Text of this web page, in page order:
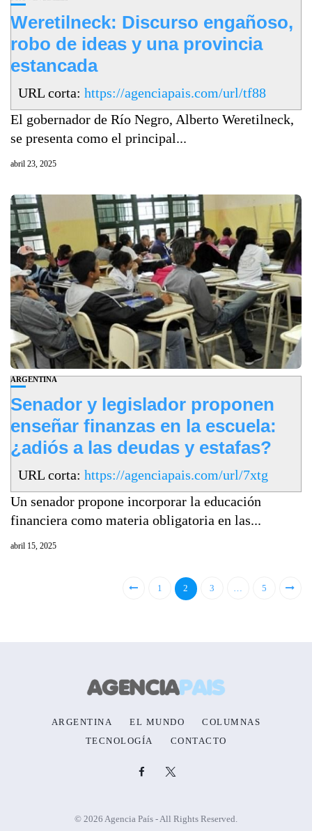
Weretilneck: Discurso engañoso,
robo de ideas y una provincia
estancada
URL corta: https://agenciapais.com/url/tf88
El gobernador de Río Negro, Alberto Weretilneck,
se presenta como el principal...
abril 23, 2025
ARGENTINA
Senador y legislador proponen
enseñar finanzas en la escuela:
¿adiós a las deudas y estafas?
URL corta: https://agenciapais.com/url/7xtg
Un senador propone incorporar la educación
financiera como materia obligatoria en las...
abril 15, 2025
1 2 3 … 5
ARGENTINA EL MUNDO
COLUMNAS
TECNOLOGÍA
CONTACTO
© 2026 Agencia País - All Rights Reserved.